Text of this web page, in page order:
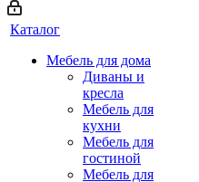
Каталог
Мебель для дома
Диваны и
кресла
Мебель для
кухни
Мебель для
гостиной
Мебель для